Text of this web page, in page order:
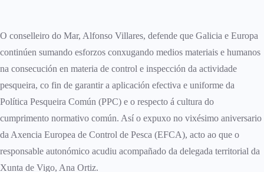
O conselleiro do Mar, Alfonso Villares, defende que Galicia e Europa
continúen sumando esforzos conxugando medios materiais e humanos
na consecución en materia de control e inspección da actividade
pesqueira, co fin de garantir a aplicación efectiva e uniforme da
Política Pesqueira Común (PPC) e o respecto á cultura do
cumprimento normativo común. Así o expuxo no vixésimo aniversario
da Axencia Europea de Control de Pesca (EFCA), acto ao que o
responsable autonómico acudiu acompañado da delegada territorial da
Xunta de Vigo, Ana Ortiz.